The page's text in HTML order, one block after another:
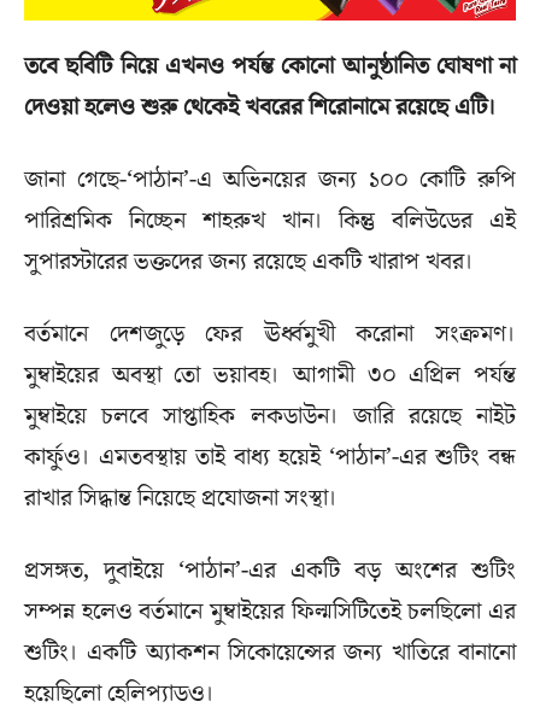
তবে ছবিটি নিয়ে এখনও পর্যন্ত কোনো আনুষ্ঠানিত ঘোষণা না
দেওয়া হলেও শুরু থেকেই খবরের শিরোনামে রয়েছে এটি।
জানা গেছে-‘পাঠান’-এ অভিনয়ের জন্য ১০০ কোটি রুপি
পারিশ্রমিক নিচ্ছেন শাহরুখ খান। কিন্তু বলিউডের এই
সুপারস্টারের ভক্তদের জন্য রয়েছে একটি খারাপ খবর।
বর্তমানে দেশজুড়ে ফের ঊর্ধ্বমুখী করোনা সংক্ৰমণ।
মুম্বাইয়ের অবস্থা তো ভয়াবহ। আগামী ৩০ এপ্রিল পর্যন্ত
মুম্বাইয়ে চলবে সাপ্তাহিক লকডাউন। জারি রয়েছে নাইট
কার্ফুও। এমতবস্থায় তাই বাধ্য হয়েই ‘পাঠান’-এর শুটিং বন্ধ
রাখার সিদ্ধান্ত নিয়েছে প্রযোজনা সংস্থা।
প্রসঙ্গত, দুবাইয়ে ‘পাঠান’-এর একটি বড় অংশের শুটিং
সম্পন্ন হলেও বর্তমানে মুম্বাইয়ের ফিল্মসিটিতেই চলছিলো এর
শুটিং। একটি অ্যাকশন সিকোয়েন্সের জন্য খাতিরে বানানো
হয়েছিলো হেলিপ্যাডও।